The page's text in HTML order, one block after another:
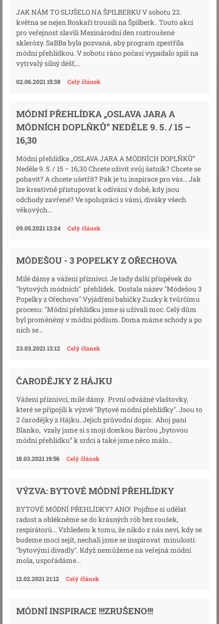
JAK NÁM TO SLUŠELO NA ŠPILBERKU V sobotu 22.
května se nejen Roskaři trousili na Špilberk. Touto akcí
pro veřejnost slavili Mezinárodní den roztroušené
sklerózy. SaBBa byla pozvaná, aby program zpestřila
módní přehlídkou. V sobotu ráno počasí vypadalo spíš na
vytrvalý silný déšť,...
02.06.2021 15:38 Celý článek
MÓDNÍ PŘEHLÍDKA „OSLAVA JARA A
MÓDNÍCH DOPLŇKŮ“ NEDĚLE 9. 5. / 15 –
16,30
Módní přehlídka „OSLAVA JARA A MÓDNÍCH DOPLŇKŮ“
Neděle 9. 5. / 15 – 16,30 Chcete oživit svůj šatník? Chcete se
pobavit? A chcete ušetřit? Pak je tu inspirace pro vás… Jak
lze kreativně přistupovat k odívání v době, kdy jsou
odchody zavřené? Ve spolupráci s vámi, diváky všech
věkových...
09.05.2021 13:24 Celý článek
MÓDEŠOU - 3 POPELKY Z OŘECHOVA
Milé dámy a vážení příznivci. Je tady další příspěvek do
"bytových módních" přehlídek. Dostala název "Módešou 3
Popelky z Ořechova" Vyjádření babičky Zuzky k tvůrčímu
procesu: "Módní přehlídku jsme si užívali moc. Celý dům
byl proměněný v módní pódium. Doma máme schody a po
nich se...
23.03.2021 13:12 Celý článek
ČARODĚJKY Z HÁJKU
Vážení příznivci, milé dámy. První odvážné vlaštovky,
které se připojili k výzvě "Bytové módní přehlídky". Jsou to
2 čarodějky z Hájku. Jejich průvodní dopis: Ahoj paní
Blanko, vzaly jsme si s mojí dcerkou Barčou „bytovou
módní přehlídku“ k srdci a také jsme něco málo...
18.03.2021 19:56 Celý článek
VÝZVA: BYTOVÉ MÓDNÍ PŘEHLÍDKY
BYTOVÉ MÓDNÍ PŘEHLÍDKY? ANO! Pojďme si udělat
radost a oblékněme se do krásných rób bez roušek,
respirátorů... Vzhledem k tomu, že nikdo z nás neví, kdy se
budeme moci sejít, nechali jsme se inspirovat minulostí:
"bytovými divadly". Když nemůžeme na veřejná módní
mola, uspořádáme...
12.02.2021 21:12 Celý článek
MÓDNÍ INSPIRACE !!!ZRUŠENO!!!